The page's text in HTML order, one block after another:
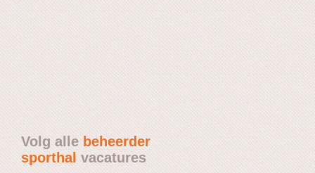
Volg alle beheerder
sporthal vacatures